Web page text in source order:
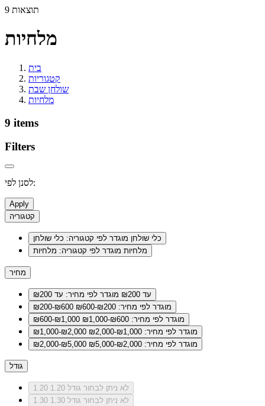
9 תוצאות
מלחיות
בית
קטגוריות
שולחן שבת
מלחיות
9 items
Filters
לסנן לפי:
Apply
קטגוריה
כלי שולחן מוגדר לפי קטגוריה: כלי שולחן
מלחיות מוגדר לפי קטגוריה: מלחיות
מחיר
עד ₪200
מוגדר לפי מחיר: עד ₪200
₪200-₪600
מוגדר לפי מחיר: ₪200-₪600
₪600-₪1,000
מוגדר לפי מחיר: ₪600-₪1,000
₪1,000-₪2,000
מוגדר לפי מחיר: ₪1,000-₪2,000
₪2,000-₪5,000
מוגדר לפי מחיר: ₪2,000-₪5,000
גודל
1.20
לא ניתן לבחור גודל 1.20
1.30
לא ניתן לבחור גודל 1.30